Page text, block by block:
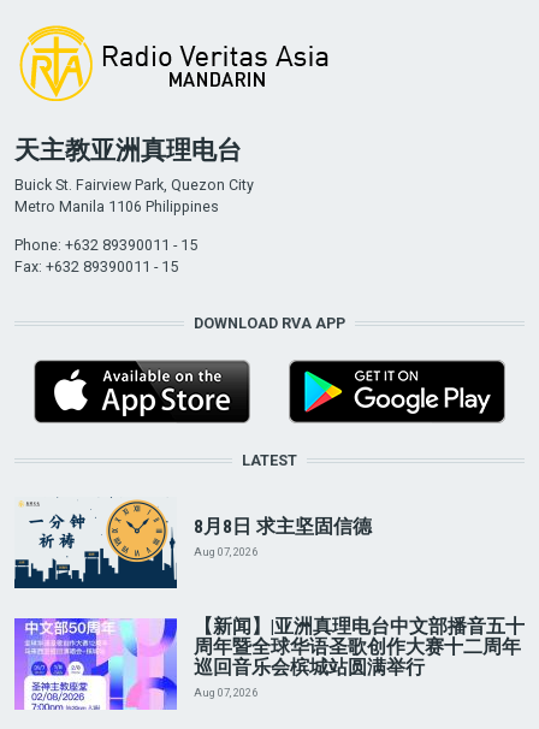
天主教亚洲真理电台
Buick St. Fairview Park, Quezon City
Metro Manila 1106 Philippines
Phone: +632 89390011 - 15
Fax: +632 89390011 - 15
DOWNLOAD RVA APP
LATEST
8月8日 求主坚固信德
Aug 07, 2026
【新闻】|亚洲真理电台中文部播音五十
周年暨全球华语圣歌创作大赛十二周年
巡回音乐会槟城站圆满举行
Aug 07, 2026